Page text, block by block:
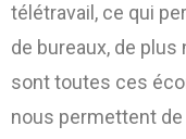
télétravail, ce qui
de bureaux, de
sont toutes ces
nous permettent